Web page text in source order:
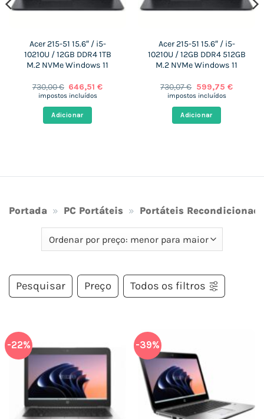
Acer 215-51 15.6″ / i5-
10210U / 12GB DDR4 1TB
M.2 NVMe Windows 11
730,00€ O
preço
730,00 €.
646,51€O
impostos incluídos
Adicionar
Acer 215-51 15.6″ / i5-
10210U / 12GB DDR4 512GB
M.2 NVMe Windows 11
730,07€ O
preço
era:
730,07 €.
599,75 €O
impostos incluídos
Adicionar
Portada » PC Portáteis » Portáteis
Pesquisar Preço Todos os filtros
-22% -39%